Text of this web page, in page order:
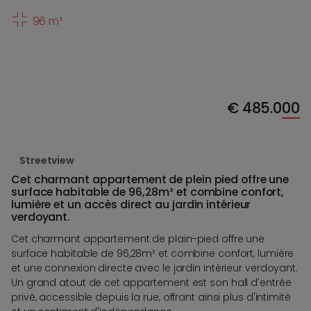
96 m²
€485.000
Streetview
Cet charmant appartement de plein pied offre une
surface habitable de 96,28m² et combine confort,
lumière et un accès direct au jardin intérieur
verdoyant.
Cet charmant appartement de plain-pied offre une
surface habitable de 96,28m² et combine confort, lumière
et une connexion directe avec le jardin intérieur verdoyant.
Un grand atout de cet appartement est son hall d'entrée
privé, accessible depuis la rue, offrant ainsi plus d'intimité